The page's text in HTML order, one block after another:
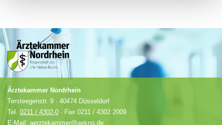
Ärztekammer Nordrhein
Tersteegenstr. 9 · 40474 Düsseldorf
Tel. 0211 / 4302-0 · Fax 0211 / 4302 2009
E-Mail: aerztekammer@aekno.de